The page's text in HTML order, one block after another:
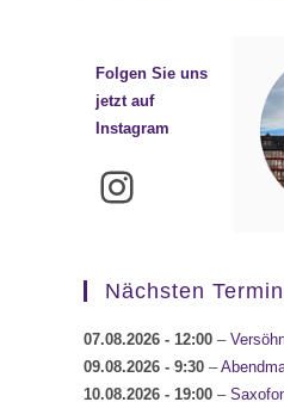
Folgen Sie uns
jetzt auf
Instagram
Instagram
Nächsten
07.08.2026 - 12:00 –
09.08.2026 - 9:30 –
10.08.2026 - 19:00 –